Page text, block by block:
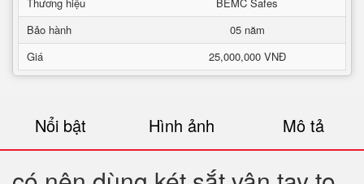
Bảo hành
05 năm
Giá
25,000,000 VNĐ
Nổi bật Hình ảnh Mô tả